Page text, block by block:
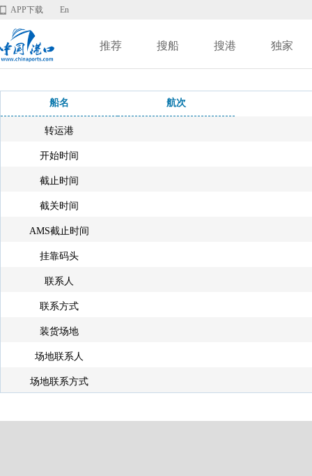
APP下载 En
推荐 搜船 搜港 独家
船名 航次
转运港
开始时间
截止时间
截关时间
AMS截止时间
挂靠码头
联系人
联系方式
装货场地
场地联系人
场地联系方式